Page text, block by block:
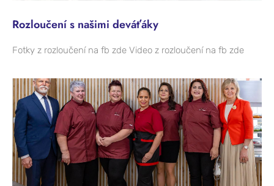
Rozloučení s našimi deváťáky
Fotky z rozloučení na fb zde Video z rozloučení na fb zde